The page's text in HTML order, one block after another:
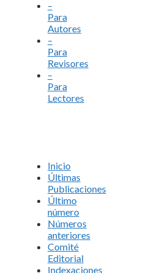
–
Para
Autores
–
Para
Revisores
–
Para
Lectores
Inicio
Últimas
Publicaciones
Último
número
Números
anteriores
Comité
Editorial
Indexaciones